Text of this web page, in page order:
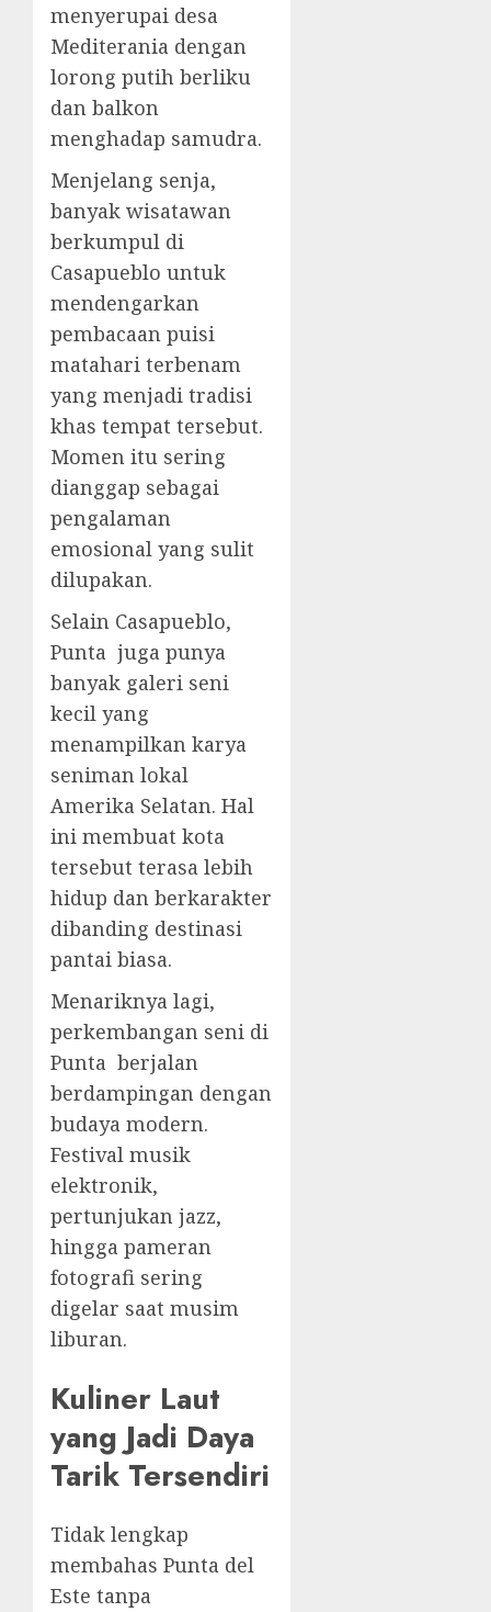
menyerupai desa
Mediterania dengan
lorong putih berliku
dan balkon
menghadap samudra.
Menjelang senja,
banyak wisatawan
berkumpul di
Casapueblo untuk
mendengarkan
pembacaan puisi
matahari terbenam
yang menjadi tradisi
khas tempat tersebut.
Momen itu sering
dianggap sebagai
pengalaman
emosional yang sulit
dilupakan.
Selain Casapueblo,
Punta juga punya
banyak galeri seni
kecil yang
menampilkan karya
seniman lokal
Amerika Selatan. Hal
ini membuat kota
tersebut terasa lebih
hidup dan berkarakter
dibanding destinasi
pantai biasa.
Menariknya lagi,
perkembangan seni di
Punta berjalan
berdampingan dengan
budaya modern.
Festival musik
elektronik,
pertunjukan jazz,
hingga pameran
fotografi sering
digelar saat musim
liburan.
Kuliner Laut
yang Jadi Daya
Tarik Tersendiri
Tidak lengkap
membahas Punta del
Este tanpa